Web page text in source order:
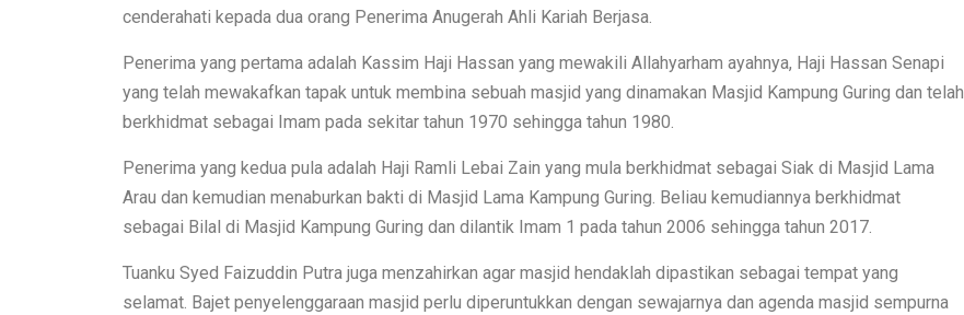
cenderahati kepada dua orang Penerima Anugerah Ahli Kariah Berjasa.
Penerima yang pertama adalah Kassim Haji Hassan yang mewakili Allahyarham ayahnya, Haji Hassan Senapi
yang telah mewakafkan tapak untuk membina sebuah masjid yang dinamakan Masjid Kampung Guring dan telah
berkhidmat sebagai Imam pada sekitar tahun 1970 sehingga tahun 1980.
Penerima yang kedua pula adalah Haji Ramli Lebai Zain yang mula berkhidmat sebagai Siak di Masjid Lama
Arau dan kemudian menaburkan bakti di Masjid Lama Kampung Guring. Beliau kemudiannya berkhidmat
sebagai Bilal di Masjid Kampung Guring dan dilantik Imam 1 pada tahun 2006 sehingga tahun 2017.
Tuanku Syed Faizuddin Putra juga menzahirkan agar masjid hendaklah dipastikan sebagai tempat yang
selamat. Bajet penyelenggaraan masjid perlu diperuntukkan dengan sewajarnya dan agenda masjid sempurna